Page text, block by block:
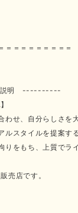
＝＝＝＝＝＝＝＝＝
明 ----------
わせ、自分らしさを
ルスタイルを提案す
りをもち、上質でラ
売店です。